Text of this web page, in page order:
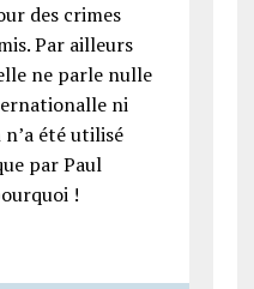
des crimes
Par ailleurs
ne parle nulle
ni
été utilisé
par Paul
!